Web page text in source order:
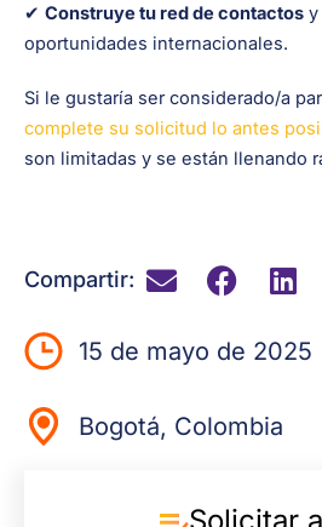
✔ Construye tu red de contactos y
oportunidades internacionales.
Si le gustaría ser considerado/a
complete su solicitud lo antes
son limitadas y se están llenando
Compartir:
15 de mayo de 2025
Bogotá, Colombia